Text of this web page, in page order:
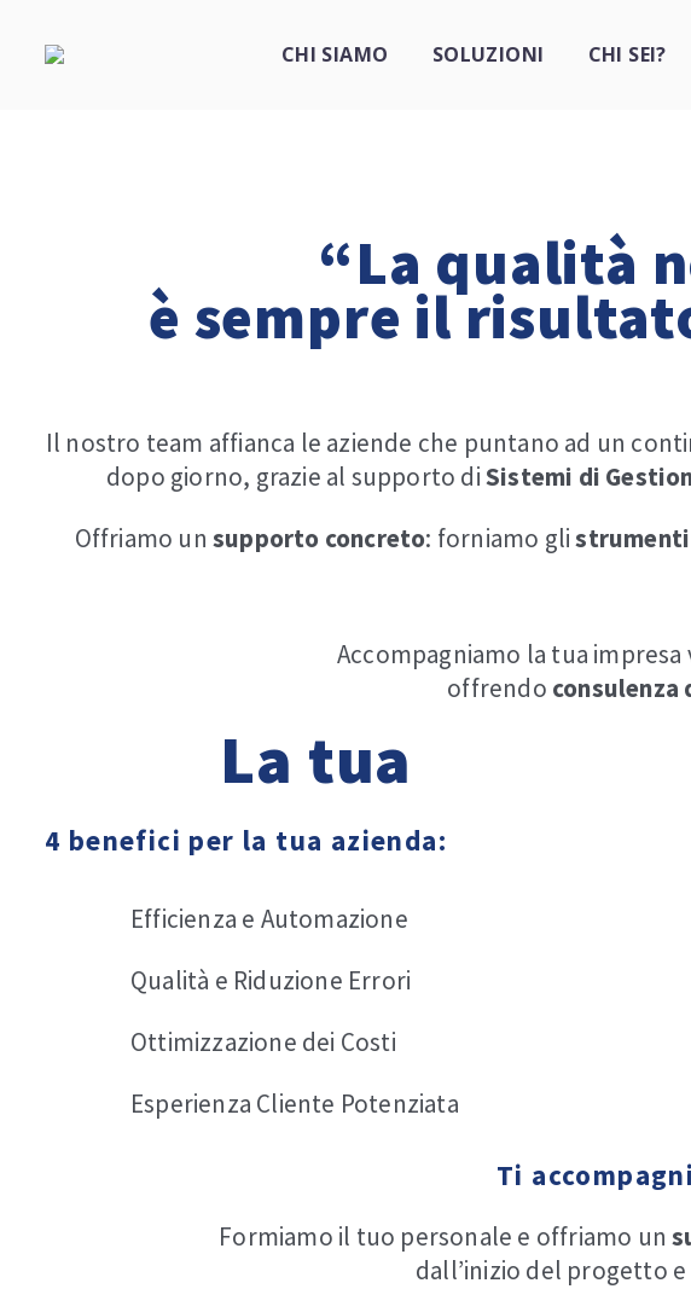
CHI SIAMO SOLUZIONI CHI SEI?
“La qualità
è sempre il
Il nostro team affianca le aziende che puntano ad un
dopo giorno, grazie al supporto diSistemi di
Offriamo unsupporto concreto: forniamo glistrumenti
Accompagniamo la tua impresa
offrendo consulenza
La tua
4 benefici per la tua azienda:
Efficienza e Automazione
Qualità e Riduzione Errori
Ottimizzazione dei Costi
Esperienza Cliente Potenziata
Ti
Formiamo il tuo personale e offriamo un
dall’inizio del progetto